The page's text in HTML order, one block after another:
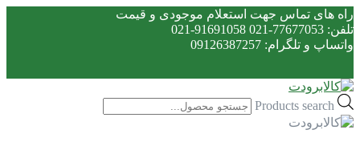
راه های تماس جهت استعلام موجودی و قیمت
تلفن: 77677053-021 91691058-021
واتساپ و تلگرام: 09126387257
Products search